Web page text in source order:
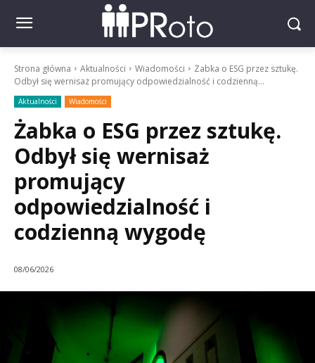
Strona główna Aktualności Wiadomości
Żabka o ESG przez sztukę.
Odbył się wernisaż promujący odpowiedzialność i codzienną...
Aktualności Wiadomości
Żabka o ESG przez sztukę.
Odbył się wernisaż
promujący
odpowiedzialność i
codzienną wygodę
08/06/2026